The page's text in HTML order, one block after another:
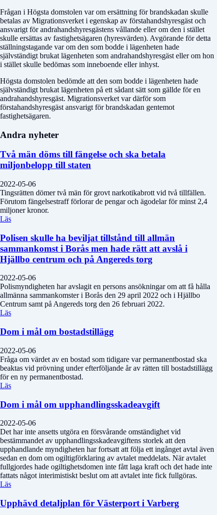
Frågan i Högsta domstolen var om ersättning för brandskadan skulle
betalas av Migrationsverket i egenskap av förstahandshyresgäst och
ansvarigt för andrahandshyresgästens vållande eller om den i stället
skulle ersättas av fastighetsägaren (hyresvärden). Avgörande för detta
ställningstagande var om den som bodde i lägenheten hade
självständigt brukat lägenheten som andrahandshyresgäst eller om hon
i stället skulle bedömas som inneboende eller inhyst.
Högsta domstolen bedömde att den som bodde i lägenheten hade
självständigt brukat lägenheten på ett sådant sätt som gällde för en
andrahandshyresgäst. Migrationsverket var därför som
förstahandshyresgäst ansvarigt för brandskadan gentemot
fastighetsägaren.
Andra nyheter
Två män döms till fängelse och ska betala
miljonbelopp till staten
2022-05-06
Tingsrätten dömer två män för grovt narkotikabrott vid två tillfällen.
Förutom fängelsestraff förlorar de pengar och ägodelar för minst 2,4
miljoner kronor.
Läs
Polisen skulle ha beviljat tillstånd till allmän
sammankomst i Borås men hade rätt att avslå i
Hjällbo centrum och på Angereds torg
2022-05-06
Polismyndigheten har avslagit en persons ansökningar om att få hålla
allmänna sammankomster i Borås den 29 april 2022 och i Hjällbo
Centrum samt på Angereds torg den 26 februari 2022.
Läs
Dom i mål om bostadstillägg
2022-05-06
Fråga om värdet av en bostad som tidigare var permanentbostad ska
beaktas vid prövning under efterföljande år av rätten till bostadstillägg
för en ny permanentbostad.
Läs
Dom i mål om upphandlingsskadeavgift
2022-05-06
Det har inte ansetts utgöra en försvårande omständighet vid
bestämmandet av upphandlingsskadeavgiftens storlek att den
upphandlande myndigheten har fortsatt att följa ett ingånget avtal även
sedan en dom om ogiltigförklaring av avtalet meddelats. När avtalet
fullgjordes hade ogiltighetsdomen inte fått laga kraft och det hade inte
fattats något interimistiskt beslut om att avtalet inte fick fullgöras.
Läs
Upphävd detaljplan för Västerport i Varberg